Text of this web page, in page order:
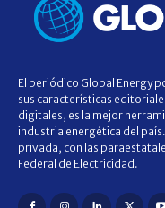
El periódico Global Energy
sus características
digitales, es la mejor
industria energética del
privada, con las
Federal de Electricidad.